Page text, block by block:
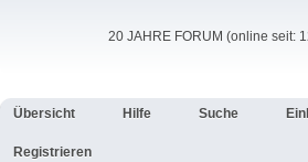
20 JAHRE FORUM (online seit:
Übersicht Hilfe Suche
Registrieren